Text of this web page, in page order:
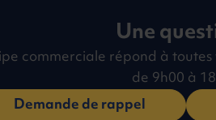
Une
commerciale répond à
de 9h00 à
Demande de rappel